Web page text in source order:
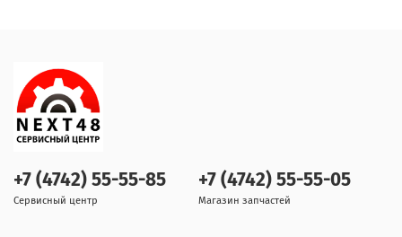
+7 (4742) 55-55-85
Сервисный центр
+7 (4742) 55-55-05
Магазин запчастей